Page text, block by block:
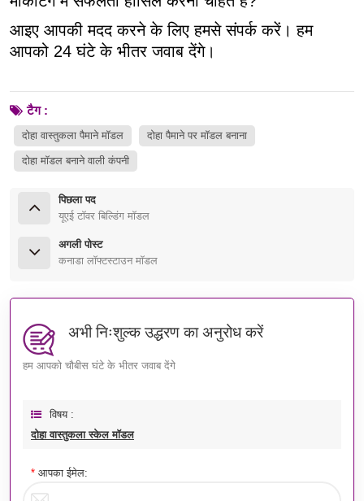
आइए आपकी मदद करने के लिए हमसे संपर्क करें। हम
आपको 24 घंटे के भीतर जवाब देंगे।
टैग :
दोहा वास्तुकला पैमाने मॉडल दोहा पैमाने पर मॉडल बनाना
दोहा मॉडल बनाने वाली कंपनी
पिछला पद
यूएई टॉवर बिल्डिंग मॉडल
अगली पोस्ट
कनाडा लॉफ्टस्टाउन मॉडल
अभी निःशुल्क उद्धरण का अनुरोध करें
हम आपको चौबीस घंटे के भीतर जवाब देंगे
विषय :
दोहा वास्तुकला स्केल मॉडल
* आपका ईमेल: